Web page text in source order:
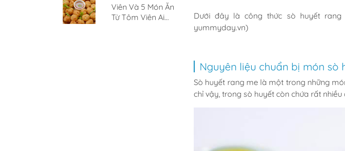
Dưới đây là công thức sò huyết
yummyday.vn)
Nguyên liệu chuẩn bị món sò
Sò huyết rang me là một trong những
chỉ vậy, trong sò huyết còn chứa rất
Viên Và 5 Món Ăn
Từ Tôm Viên Ai